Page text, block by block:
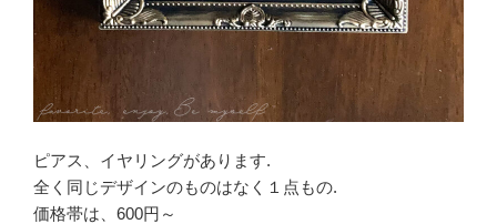
ピアス、イヤリングがあります.
全く同じデザインのものはなく１点もの.
価格帯は、600円～